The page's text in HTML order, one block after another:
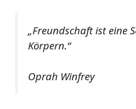
„Freundschaft ist eine
Körpern.“
Oprah Winfrey